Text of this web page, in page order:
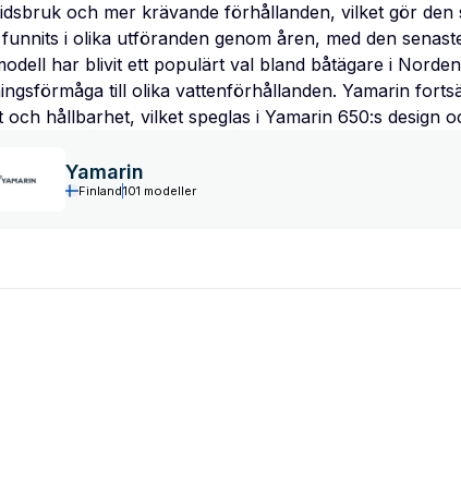
och mer krävande förhållanden, vilket gör
i olika utföranden genom åren, med den
har blivit ett populärt val bland båtägare i
till olika vattenförhållanden. Yamarin
och hållbarhet, vilket speglas i Yamarin 650:s design
Yamarin
Finland101 modeller